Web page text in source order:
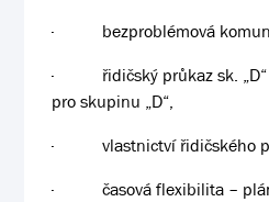
·
bezproblémová
·
řidičský průkaz sk.
pro skupinu „D“,
·
vlastnictví řidičského
·
časová flexibilita –